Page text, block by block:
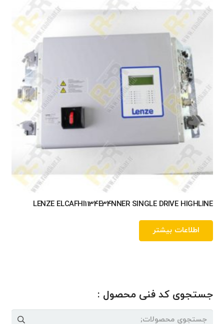
LENZE ELCAFHI1134E34NNER SINGLE DRIVE HIGHLINE
اطلاعات بیشتر
جستجوی کد فنی محصول :
جستجو